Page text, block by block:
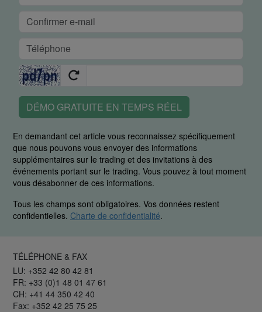
DÉMO GRATUITE EN TEMPS RÉEL
En demandant cet article vous reconnaissez spécifiquement
que nous pouvons vous envoyer des informations
supplémentaires sur le trading et des invitations à des
événements portant sur le trading. Vous pouvez à tout moment
vous désabonner de ces informations.
Tous les champs sont obligatoires. Vos données restent
confidentielles. Charte de confidentialité.
TÉLÉPHONE & FAX
LU: +352 42 80 42 81
FR: +33 (0)1 48 01 47 61
CH: +41 44 350 42 40
Fax: +352 42 25 75 25